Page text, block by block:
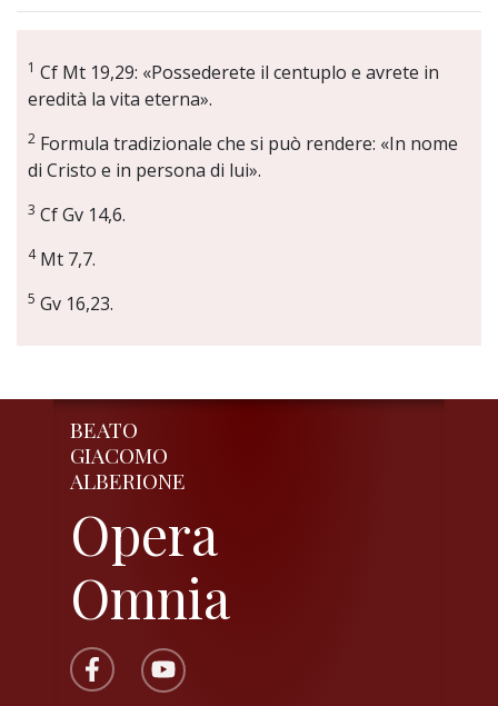
1 Cf Mt 19,29: «Possederete il centuplo e avrete in
eredità la vita eterna».
2 Formula tradizionale che si può rendere: «In nome
di Cristo e in persona di lui».
3 Cf Gv 14,6.
4Mt 7,7.
5 Gv 16,23.
BEATO
GIACOMO
ALBERIONE
Opera
Omnia